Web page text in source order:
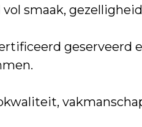
smaak,
geserveerd